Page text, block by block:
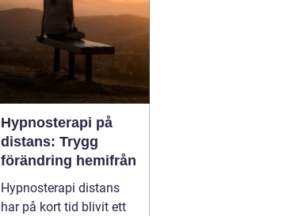
Hypnosterapi på
distans: Trygg
förändring hemifrån
Hypnosterapi distans
har på kort tid blivit ett